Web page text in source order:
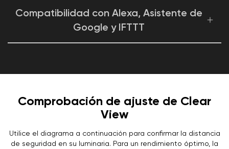
Monitor specific areas for motion so you only receive
notifications when it matters.
Compatibilidad con Alexa, Asistente de
Google y IFTTT
IFTTT y Wyze Rules.
Comprobación de ajuste de Clear
View
Utilice el diagrama a continuación para confirmar la distancia
de seguridad en su luminaria. Para un rendimiento óptimo, la